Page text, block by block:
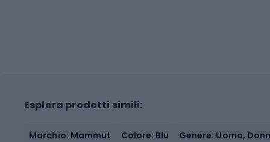
Esplora prodotti simili:
Marchio: Mammut Colore: Blu Genere: Uomo,